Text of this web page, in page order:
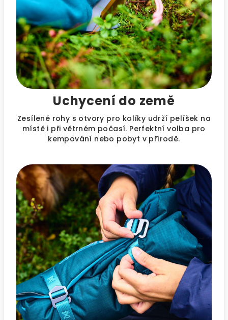
Uchycení do země
Zesílené rohy s otvory pro kolíky udrží pelíšek na
místě i při větrném počasí. Perfektní volba pro
kempování nebo pobyt v přírodě.